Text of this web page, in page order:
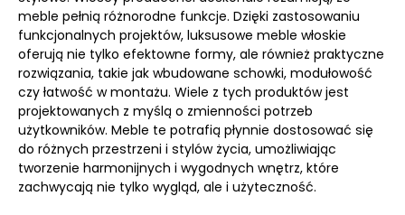
meble pełnią różnorodne funkcje. Dzięki zastosowaniu
funkcjonalnych projektów, luksusowe meble włoskie
oferują nie tylko efektowne formy, ale również praktyczne
rozwiązania, takie jak wbudowane schowki, modułowość
czy łatwość w montażu. Wiele z tych produktów jest
projektowanych z myślą o zmienności potrzeb
użytkowników. Meble te potrafią płynnie dostosować się
do różnych przestrzeni i stylów życia, umożliwiając
tworzenie harmonijnych i wygodnych wnętrz, które
zachwycają nie tylko wygląd, ale i użyteczność.